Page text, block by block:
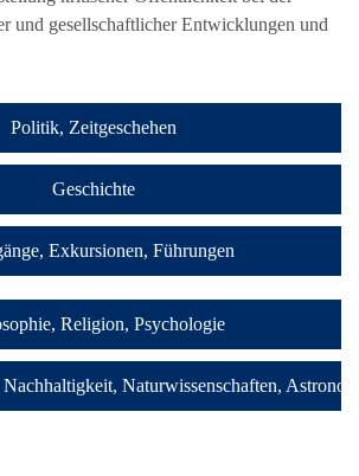
und gesellschaftlicher Entwicklungen und
Politik, Zeitgeschehen
Geschichte
Exkursionen, Führungen
Religion, Psychologie
Naturwissenschaften,